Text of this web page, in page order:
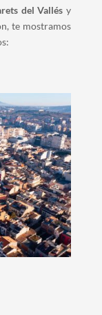
del Vallés y
te mostramos